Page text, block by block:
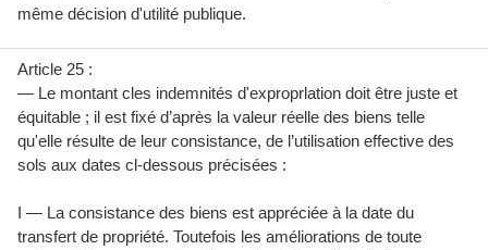
même décision d'utilité publique.
Article 25 :
— Le montant cles indemnités d'exproprlation doit être juste et
équitable ; il est fixé d’après la valeur réelle des biens telle
qu'elle résulte de leur consistance, de l’utilisation effective des
sols aux dates cl-dessous précisées :
I — La consistance des biens est appréciée à la date du
transfert de propriété. Toutefois les améliorations de toute